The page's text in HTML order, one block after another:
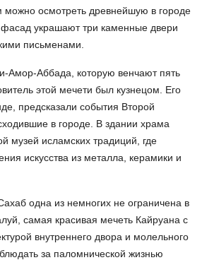
можно осмотреть древнейшую в городе
фасад украшают три каменные двери
письменами.
Амор-Аббада, которую венчают пять
этой мечети был кузнецом. Его
предсказали события Второй
в городе. В здании храма
музей исламских традиций, где
искусства из металла, керамики и
одна из немногих не ограничена в
самая красивая мечеть Кайруана с
внутреннего двора и молельного
за паломнической жизнью